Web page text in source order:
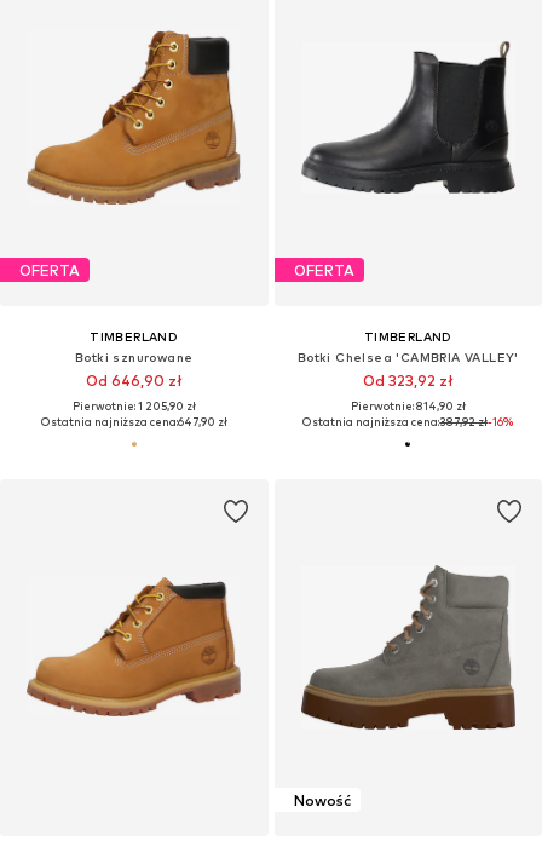
OFERTA
TIMBERLAND
Botki sznurowane
Od 646,90 zł
Pierwotnie: 1 205,90 zł
Ostatnia najniższa cena:647,90 zł
OFERTA
TIMBERLAND
Botki Chelsea 'CAMBRIA VALLEY'
Od 323,92 zł
Pierwotnie: 814,90 zł
Ostatnia najniższa cena:387,92 zł-16%
Nowość